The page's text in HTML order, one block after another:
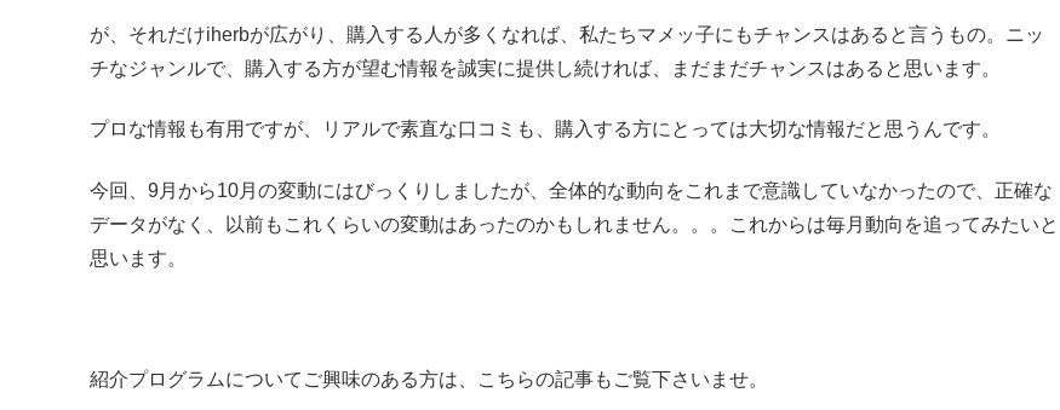
が、それだけiherbが広がり、購入する人が多くなれば、私たちマメッ子にもチャンスはあると言うもの。ニッ
チなジャンルで、購入する方が望む情報を誠実に提供し続ければ、まだまだチャンスはあると思います。
プロな情報も有用ですが、リアルで素直な口コミも、購入する方にとっては大切な情報だと思うんです。
今回、9月から10月の変動にはびっくりしましたが、全体的な動向をこれまで意識していなかったので、正確な
データがなく、以前もこれくらいの変動はあったのかもしれません。。。これからは毎月動向を追ってみたいと
思います。
紹介プログラムについてご興味のある方は、こちらの記事もご覧下さいませ。